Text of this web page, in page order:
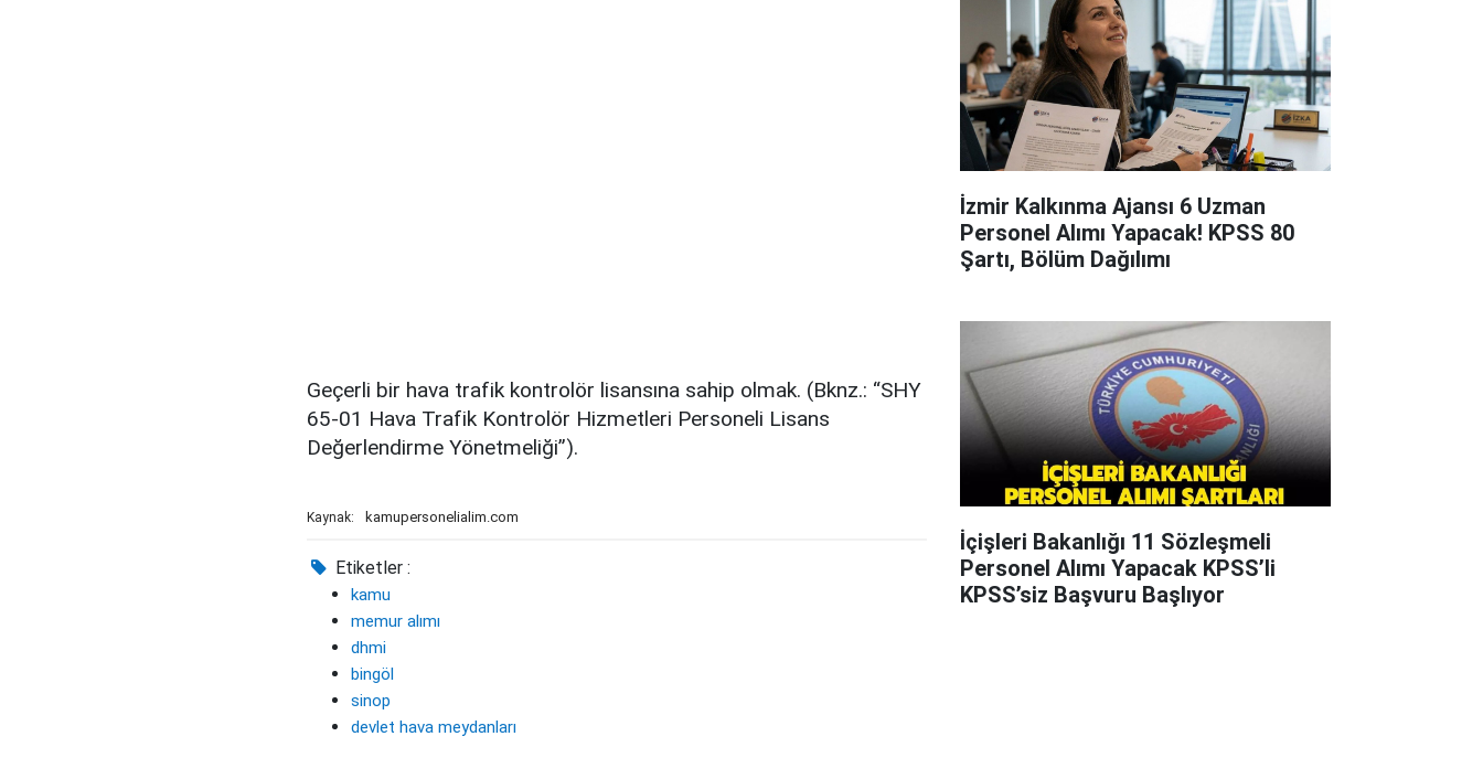
Geçerli bir hava trafik kontrolör lisansına sahip olmak. (Bknz.: “SHY
65-01 Hava Trafik Kontrolör Hizmetleri Personeli Lisans
Değerlendirme Yönetmeliği”).
Kaynak: kamupersonelialim.com
Etiketler :
kamu
memur alımı
dhmi
bingöl
sinop
devlet hava meydanları
İzmir Kalkınma Ajansı 6 Uzman
Personel Alımı Yapacak! KPSS 80
Şartı, Bölüm Dağılımı
İçişleri Bakanlığı 11 Sözleşmeli
Personel Alımı Yapacak KPSS’li
KPSS’siz Başvuru Başlıyor